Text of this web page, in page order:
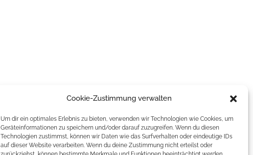
Cookie-Zustimmung verwalten
Um dir ein optimales Erlebnis zu bieten, verwenden wir Technologien wie Cookies, um
Geräteinformationen zu speichern und/oder darauf zuzugreifen. Wenn du diesen
Technologien zustimmst, können wir Daten wie das Surfverhalten oder eindeutige IDs
auf dieser Website verarbeiten. Wenn du deine Zustimmung nicht erteilst oder